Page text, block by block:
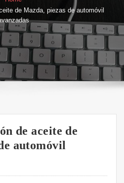
de Mazda, piezas de automóvil
de aceite de
automóvil